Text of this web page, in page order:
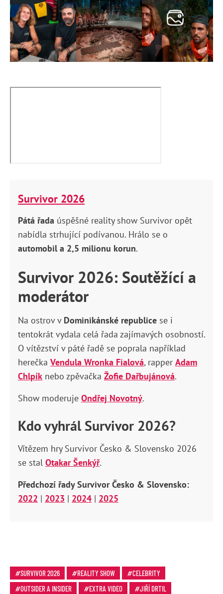
Survivor 2026
Pátá řada úspěšné reality show Survivor opět
nabídla strhující podívanou. Hrálo se o
automobil a 2,5 milionu korun.
Survivor 2026: Soutěžící a
moderátor
Na ostrov v Dominikánské republice se i
tentokrát vydala celá řada zajímavých osobností.
O vítězství v páté řadě se poprala například
herečka Vendula Wronka Fialová, rapper Adam
Chlpík nebo zpěvačka Žofie Dařbujánová.
Show moderuje Ondřej Novotný.
Kdo vyhrál Survivor 2026?
Vítězem hry Survivor Česko & Slovensko 2026
se stal Otakar Šenkýř.
Předchozí řady Survivor Česko & Slovensko:
2022 | 2023 | 2024 | 2025
SURVIVOR 2026 REALITY SHOW
CELEBRITY
OUTSIDER A INSIDER
EXTRA VIDEO JIŘÍ DRTIL